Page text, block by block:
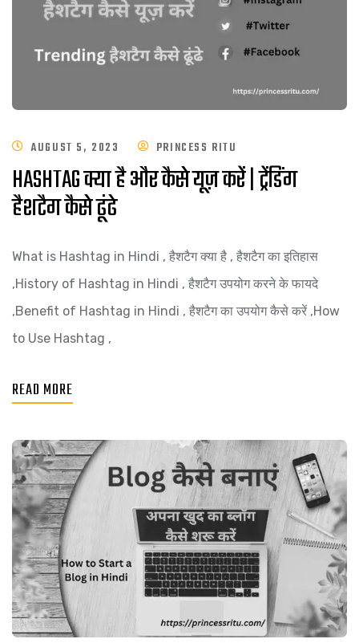
AUGUST 5, 2023 PRINCESS RITU
HASHTAG क्या है और कैसे यूज़ करें | ट्रेंडिंग
हैशटैग कैसे ढूंढे
What is Hashtag in Hindi , हैशटैग क्या है , हैशटैग का इतिहास
,History of Hashtag in Hindi , हैशटैग उपयोग करने के फायदे
,Benefit of Hashtag in Hindi , हैशटैग का उपयोग कैसे करें ,How
to Use Hashtag ,
READ MORE